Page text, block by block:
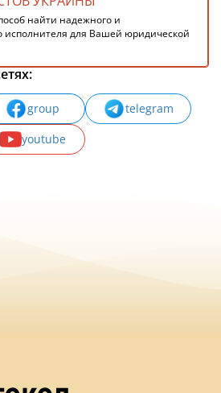
найти надежного и
исполнителя для Вашей юридической
group
telegram
youtube